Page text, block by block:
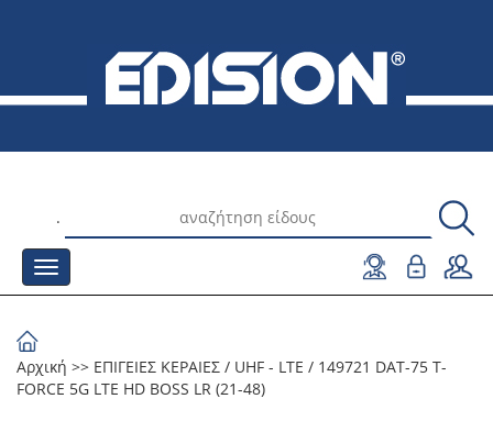
.
Αρχική >> ΕΠΙΓΕΙΕΣ ΚΕΡΑΙΕΣ / UHF - LTE / 149721 DAT-75 T-
FORCE 5G LTE HD BOSS LR (21-48)